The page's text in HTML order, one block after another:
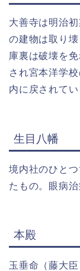
大善寺は明治
の建物は取り
庫裏は破壊を
され宮本洋学
内に戻されて
生目八幡
境内社のひと
たもの。眼病
本殿
玉垂命（藤大